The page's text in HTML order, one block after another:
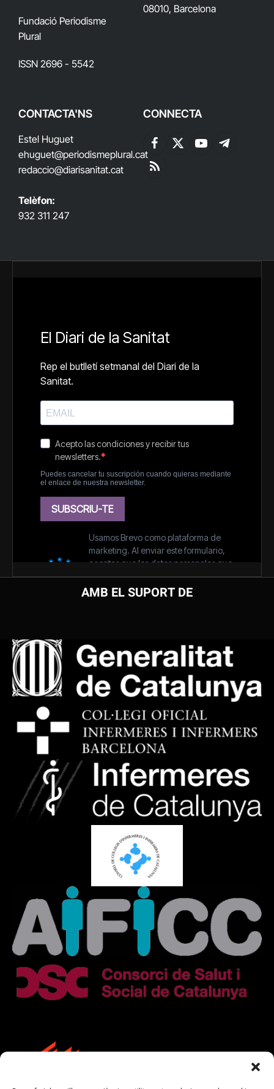
Fundació Periodisme
Plural
ISSN 2696 - 5542
08010, Barcelona
CONTACTA'NS
Estel Huguet
ehuguet@periodismeplural.cat
redaccio@diarisanitat.cat
Telèfon:
932 311 247
CONNECTA
Facebook
X
YouTubeTelegram
RSS
AMB EL SUPORT DE